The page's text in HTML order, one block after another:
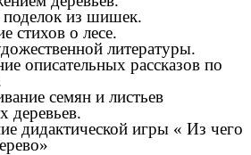
поделок из шишек.
стихов о лесе.
литературы.
описательных рассказов по
семян и листьев
деревьев.
дидактической игры « Из чего